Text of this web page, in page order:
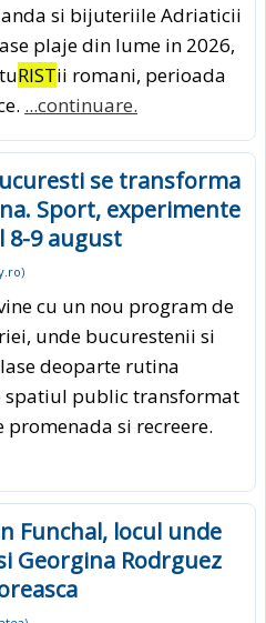
si bijuteriile Adriaticii
plaje din lume in 2026,
RISTii romani, perioada
...continuare.
se transforma
Sport, experimente
8-9 august
)
cu un nou program de
unde bucurestenii si
deoparte rutina
spatiul public transformat
si recreere.
Funchal, locul unde
Georgina Rodrguez